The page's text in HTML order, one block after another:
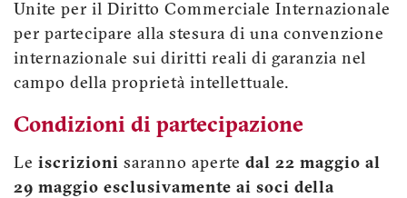
Unite per il Diritto Commerciale Internazionale
per partecipare alla stesura di una convenzione
internazionale sui diritti reali di garanzia nel
campo della proprietà intellettuale.
Condizioni di partecipazione
Le iscrizioni saranno aperte dal 22 maggio al
29 maggio esclusivamente ai soci della